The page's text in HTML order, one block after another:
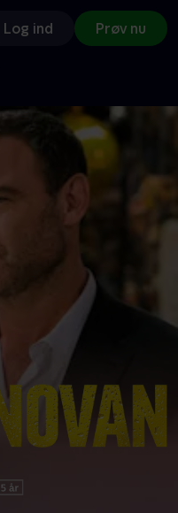
Log ind Prøv nu